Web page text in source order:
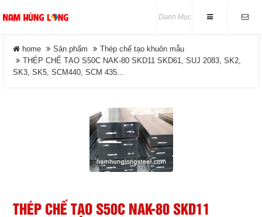
Danh Mục
Thép tròn đặc - Thép láp
Close
home Sản phẩm
Thép chế tạo khuôn mẫu
THÉP CHẾ TẠO S50C NAK-80 SKD11 SKD61, SUJ 2083, SK2,
SK3, SK5, SCM440, SCM 435...
THÉP CHẾ TẠO S50C NAK-80 SKD11
Giới Thiệu
LIÊN HỆ
Điện thoại
0989 814 836 - 0933 681 567
ĐĂNG KÝ NHẬN MAIL